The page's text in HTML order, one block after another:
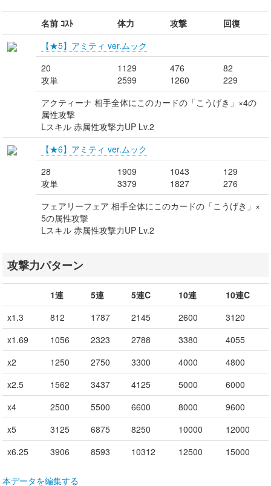
名前 ｺｽﾄ 体力 攻撃
回復
【★5】アミティ ver.ムック
20
攻単
1129
2599
476
1260
82
229
アクティーナ 相手全体にこのカードの「こうげき」×4の
属性攻撃
Lスキル 赤属性攻撃力UP Lv.2
【★6】アミティ ver.ムック
28
攻単
1909
3379
1043
1827
129
276
フェアリーフェア 相手全体にこのカードの「こうげき」×
5の属性攻撃
Lスキル 赤属性攻撃力UP Lv.2
攻撃力パターン
1連 5連 5連C 10連
10連C
x1.3
812 1787 2145 2600
3120
x1.69
1056 2323 2788 3380
4055
x2
1250 2750 3300 4000
4800
x2.5
1562 3437 4125 5000
6000
x4
2500 5500 6600 8000
9600
x5
3125 6875 8250 10000
12000
x6.25
3906 8593 10312 12500 15000
本データを編集する